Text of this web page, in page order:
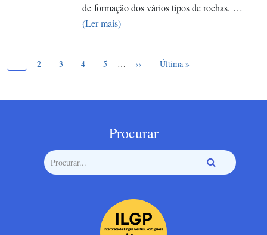
de formação dos vários tipos de rochas. ​…
(Ler mais)
Page
2 Page
3 Page
4 Page
5 … Próxima página
›› Última página
Última »
Procurar